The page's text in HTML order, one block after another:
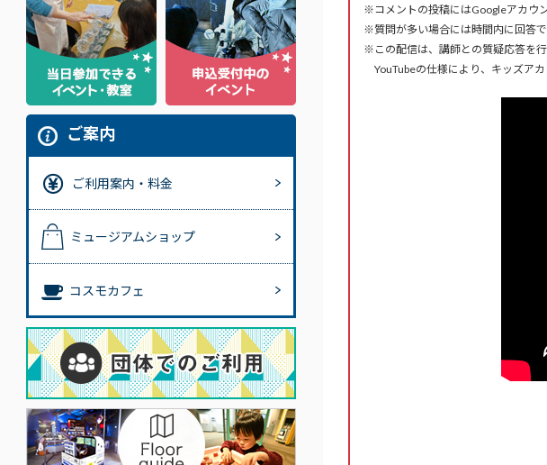
ご案内
ご利用案内・料金
ミュージアムショップ
コスモカフェ
※コメントの投稿にはGoogleアカウン
※質問が多い場合には時間内に回答
※この配信は、講師との質疑応答を
YouTubeの仕様により、キッズア